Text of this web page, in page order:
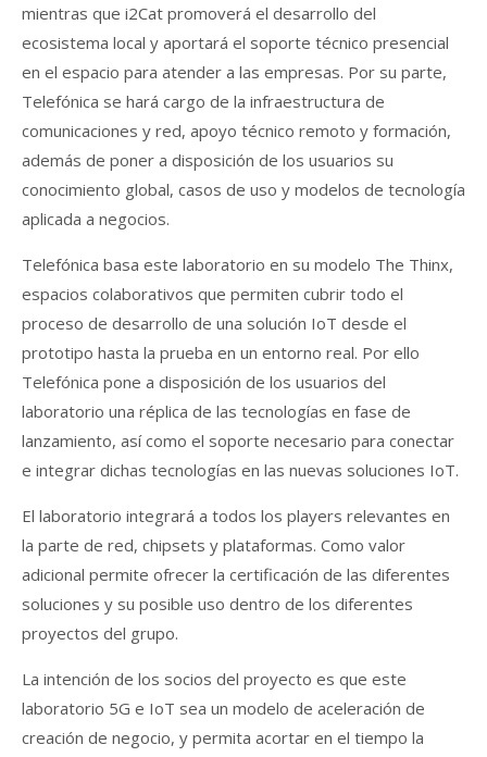
mientras que i2Cat promoverá el desarrollo del
ecosistema local y aportará el soporte técnico presencial
en el espacio para atender a las empresas. Por su parte,
Telefónica se hará cargo de la infraestructura de
comunicaciones y red, apoyo técnico remoto y formación,
además de poner a disposición de los usuarios su
conocimiento global, casos de uso y modelos de tecnología
aplicada a negocios.
Telefónica basa este laboratorio en su modelo The Thinx,
espacios colaborativos que permiten cubrir todo el
proceso de desarrollo de una solución IoT desde el
prototipo hasta la prueba en un entorno real. Por ello
Telefónica pone a disposición de los usuarios del
laboratorio una réplica de las tecnologías en fase de
lanzamiento, así como el soporte necesario para conectar
e integrar dichas tecnologías en las nuevas soluciones IoT.
El laboratorio integrará a todos los players relevantes en
la parte de red, chipsets y plataformas. Como valor
adicional permite ofrecer la certificación de las diferentes
soluciones y su posible uso dentro de los diferentes
proyectos del grupo.
La intención de los socios del proyecto es que este
laboratorio 5G e IoT sea un modelo de aceleración de
creación de negocio, y permita acortar en el tiempo la